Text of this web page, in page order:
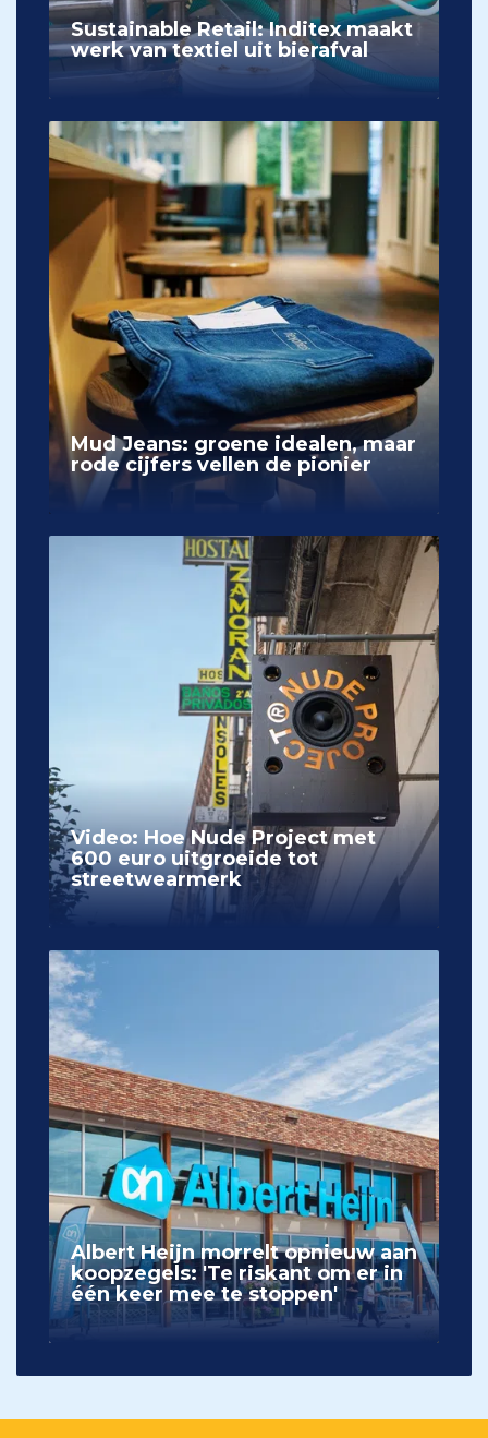
Sustainable Retail: Inditex maakt
werk van textiel uit bierafval
Mud Jeans: groene idealen, maar
rode cijfers vellen de pionier
Video: Hoe Nude Project met
600 euro uitgroeide tot
streetwearmerk
Albert Heijn morrelt opnieuw aan
koopzegels: 'Te riskant om er in
één keer mee te stoppen'